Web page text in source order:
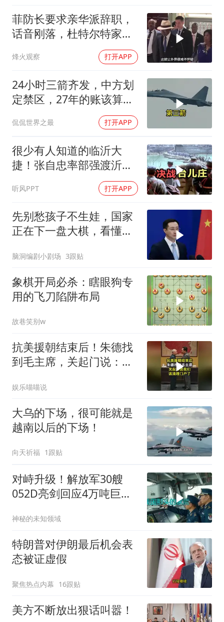
24小时不关空调 电费会更低吗
奋进开新局 实干挑大梁
菲防长要求亲华派辞职，
话音刚落，杜特尔特家族
烽火观察 打开APP
24小时三箭齐发，中方划
定禁区，27年的账该算
了，强制拖船摆上台面
侃侃世界之最 打开APP
很少有人知道的临沂大
捷！张自忠率部强渡沂
听风PPT 打开APP
先别愁孩子不生娃，国家
正在下一盘大棋，看懂的
脑洞编剧小剧场 3跟贴
象棋开局必杀：瞎眼狗专
用的飞刀陷阱布局
故巷笑别w
抗美援朝结束后！朱德找
到毛主席，关起门说：我
娱乐喵喵说
大乌的下场，很可能就是
越南以后的下场！
向天祈福 1跟贴
对峙升级！解放军30艘
052D亮剑回应4万吨巨舰
神秘的未知领域
特朗普对伊朗最后机会表
态被证虚假
聚焦热点内幕 16跟贴
美方不断放出狠话叫嚣！